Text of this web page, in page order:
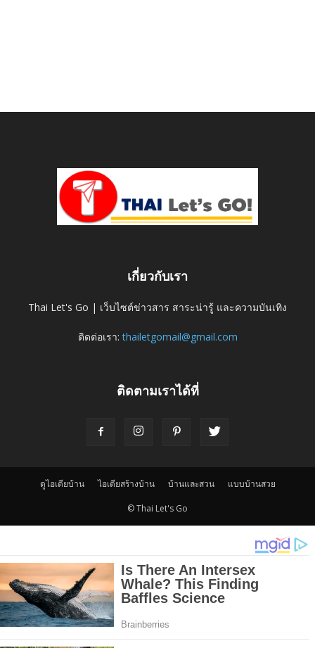
เกี่ยวกับเรา
Thai Let's Go | เว็บไซต์ข่าวสาร สาระน่ารู้ และความบันเทิง
ติดต่อเรา:thailetgomail@gmail.com
ติดตามเราได้ที่
ดูไอเดียบ้าน ไอเดียสร้างบ้าน บ้านและสวน แบบบ้านสวย
© Thai Let's Go